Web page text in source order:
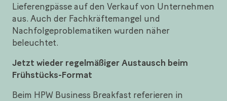
Lieferengpässe auf den Verkauf von Unternehmen
aus. Auch der Fachkräftemangel und
Nachfolgeproblematiken wurden näher
beleuchtet.
Jetzt wieder regelmäßiger Austausch beim
Frühstücks-Format
Beim HPW Business Breakfast referieren in